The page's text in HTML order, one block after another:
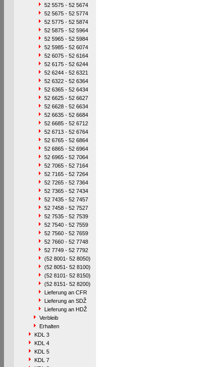
52 5575 - 52 5674
52 5675 - 52 5774
52 5775 - 52 5874
52 5875 - 52 5964
52 5965 - 52 5984
52 5985 - 52 6074
52 6075 - 52 6164
52 6175 - 52 6244
52 6244 - 52 6321
52 6322 - 52 6364
52 6365 - 52 6434
52 6625 - 52 6627
52 6628 - 52 6634
52 6635 - 52 6684
52 6685 - 52 6712
52 6713 - 52 6764
52 6765 - 52 6864
52 6865 - 52 6964
52 6965 - 52 7064
52 7065 - 52 7164
52 7165 - 52 7264
52 7265 - 52 7364
52 7365 - 52 7434
52 7435 - 52 7457
52 7458 - 52 7527
52 7535 - 52 7539
52 7540 - 52 7559
52 7560 - 52 7659
52 7660 - 52 7748
52 7749 - 52 7792
(52 8001- 52 8050)
(52 8051- 52 8100)
(52 8101- 52 8150)
(52 8151- 52 8200)
Lieferung an CFR
Lieferung an SDŽ
Lieferung an HDŽ
Verbleib
Erhalten
KDL 3
KDL 4
KDL 5
KDL 7